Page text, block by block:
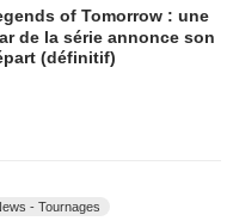
of Tomorrow : une
de la série annonce son
(définitif)
- Tournages